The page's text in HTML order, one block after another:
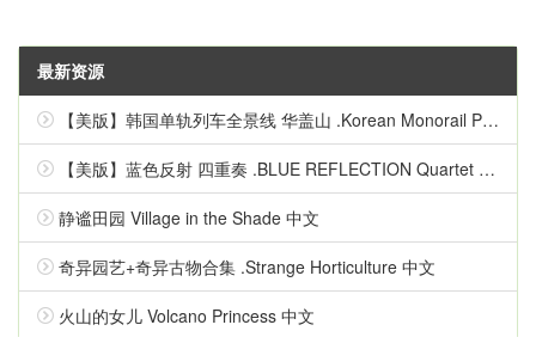
最新资源
【美版】韩国单轨列车全景线 华盖山 .Korean Monorail Panorama Line Hwagaesan 中文
【美版】蓝色反射 四重奏 .BLUE REFLECTION Quartet 英语
静谧田园 Village in the Shade 中文
奇异园艺+奇异古物合集 .Strange Horticulture 中文
火山的女儿 Volcano Princess 中文